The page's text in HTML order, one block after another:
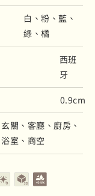
白、粉、藍、
綠、橘
西班
牙
0.9cm
玄關、客廳、廚房、
浴室、商空